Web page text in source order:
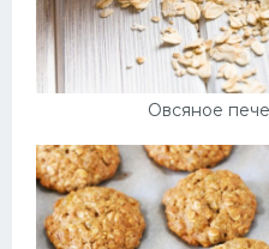
Овсяное